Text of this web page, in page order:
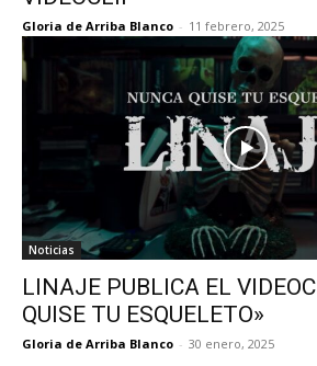
Gloria de Arriba Blanco - 11 febrero, 2025
Noticias
LINAJE PUBLICA EL
QUISE TU ESQUELETO»
Gloria de Arriba Blanco - 30 enero, 2025